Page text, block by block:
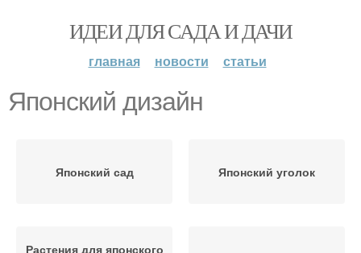
ИДЕИ ДЛЯ САДА И ДАЧИ
главная новости статьи
Японский дизайн
Японский сад Японский уголок
Растения для японского